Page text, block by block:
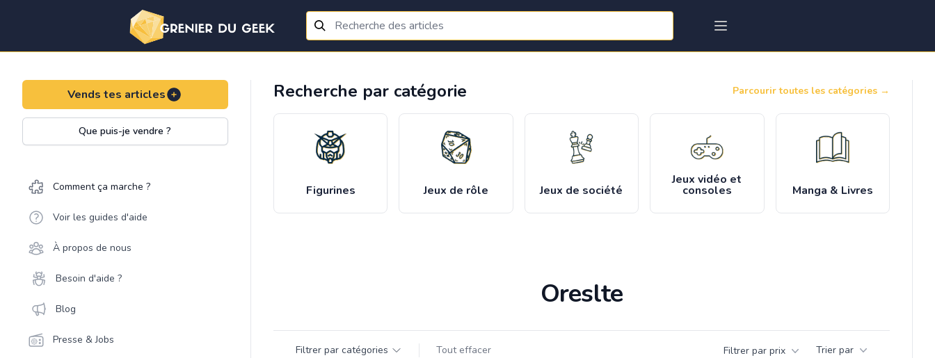
Vends tes articles
Que puis-je vendre ?
Comment ça marche ?
Voir les guides d'aide
À propos de nous
Besoin d'aide ?
Blog
Presse & Jobs
Recherche par catégorie Parcourir toutes les catégories →
Figurines Jeux de rôle Jeux de société
Jeux vidéo et
consoles Manga & Livres
Oreslte
Filtrer par catégories Tout effacer Filtrer par prix Trier par